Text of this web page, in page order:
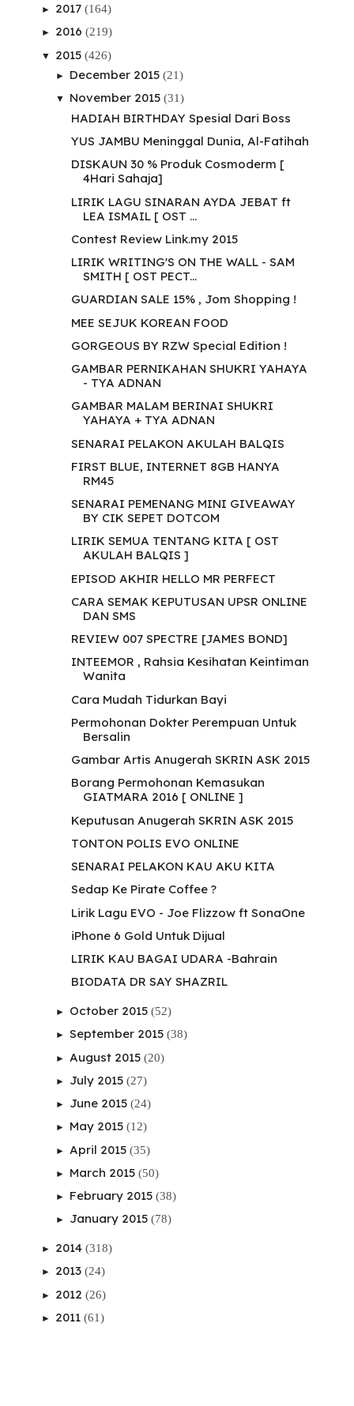
► 2017 (164)
► 2016 (219)
▼ 2015 (426)
► December 2015 (21)
▼ November 2015 (31)
HADIAH BIRTHDAY Spesial Dari Boss
YUS JAMBU Meninggal Dunia, Al-Fatihah
DISKAUN 30 % Produk Cosmoderm [
4Hari Sahaja]
LIRIK LAGU SINARAN AYDA JEBAT ft
LEA ISMAIL [ OST ...
Contest Review Link.my 2015
LIRIK WRITING'S ON THE WALL - SAM
SMITH [ OST PECT...
GUARDIAN SALE 15% , Jom Shopping !
MEE SEJUK KOREAN FOOD
GORGEOUS BY RZW Special Edition !
GAMBAR PERNIKAHAN SHUKRI YAHAYA
- TYA ADNAN
GAMBAR MALAM BERINAI SHUKRI
YAHAYA + TYA ADNAN
SENARAI PELAKON AKULAH BALQIS
FIRST BLUE, INTERNET 8GB HANYA
RM45
SENARAI PEMENANG MINI GIVEAWAY
BY CIK SEPET DOTCOM
LIRIK SEMUA TENTANG KITA [ OST
AKULAH BALQIS ]
EPISOD AKHIR HELLO MR PERFECT
CARA SEMAK KEPUTUSAN UPSR ONLINE
DAN SMS
REVIEW 007 SPECTRE [JAMES BOND]
INTEEMOR , Rahsia Kesihatan Keintiman
Wanita
Cara Mudah Tidurkan Bayi
Permohonan Dokter Perempuan Untuk
Bersalin
Gambar Artis Anugerah SKRIN ASK 2015
Borang Permohonan Kemasukan
GIATMARA 2016 [ ONLINE ]
Keputusan Anugerah SKRIN ASK 2015
TONTON POLIS EVO ONLINE
SENARAI PELAKON KAU AKU KITA
Sedap Ke Pirate Coffee ?
Lirik Lagu EVO - Joe Flizzow ft SonaOne
iPhone 6 Gold Untuk Dijual
LIRIK KAU BAGAI UDARA -Bahrain
BIODATA DR SAY SHAZRIL
► October 2015 (52)
► September 2015 (38)
► August 2015 (20)
► July 2015 (27)
► June 2015 (24)
► May 2015 (12)
► April 2015 (35)
► March 2015 (50)
► February 2015 (38)
► January 2015 (78)
► 2014 (318)
► 2013 (24)
► 2012 (26)
► 2011 (61)